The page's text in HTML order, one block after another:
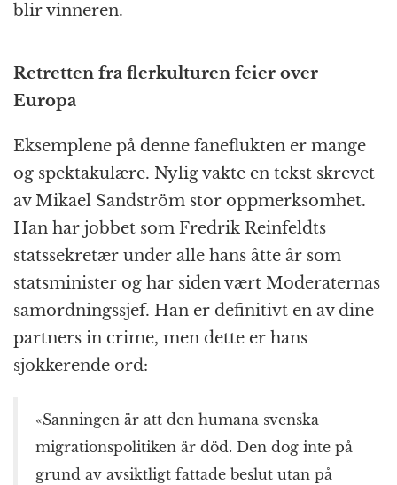
blir vinneren.
Retretten fra flerkulturen feier over
Europa
Eksemplene på denne faneflukten er mange
og spektakulære. Nylig vakte en tekst skrevet
av Mikael Sandström stor oppmerksomhet.
Han har jobbet som Fredrik Reinfeldts
statssekretær under alle hans åtte år som
statsminister og har siden vært Moderaternas
samordningssjef. Han er definitivt en av dine
partners in crime, men dette er hans
sjokkerende ord:
«Sanningen är att den humana svenska
migrationspolitiken är död. Den dog inte på
grund av avsiktligt fattade beslut utan på